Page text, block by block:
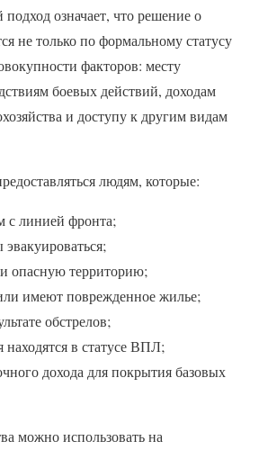
означает, что решение о
не только по формальному статусу
факторов: месту
боевых действий, доходам
и доступу к другим видам
людям, которые:
с линией фронта;
опасную территорию;
имеют поврежденное жилье;
обстрелов;
находятся в статусе ВПЛ;
дохода для покрытия базовых
можно использовать на